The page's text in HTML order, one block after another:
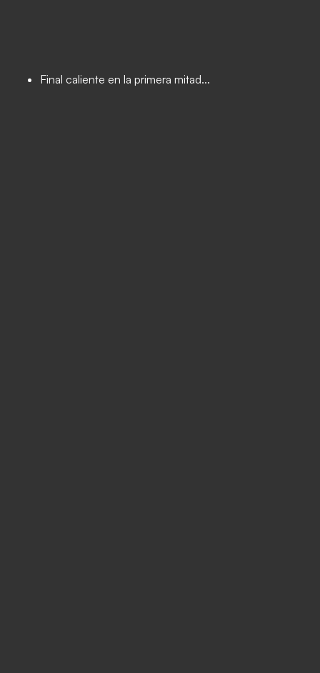
Final caliente en la primera mitad...